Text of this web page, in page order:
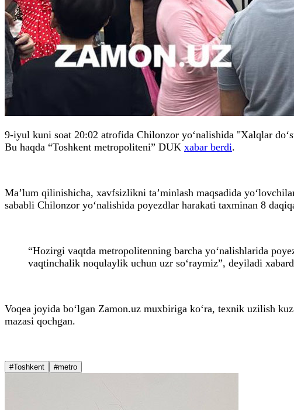
9-iyul kuni soat 20:02 atrofida Chilonzor yo‘nalishida "Xalqlar
Bu haqda “Toshkent metropoliteni” DUK xabar berdi.
Ma’lum qilinishicha, xavfsizlikni ta’minlash maqsadida
sababli Chilonzor yo‘nalishida poyezdlar harakati taxminan 8
“Hozirgi vaqtda metropolitenning barcha yo‘nalishlarida
vaqtinchalik noqulaylik uchun uzr so‘raymiz”, deyiladi
Voqea joyida bo‘lgan Zamon.uz muxbiriga ko‘ra, texnik uzilish
mazasi qochgan.
#Toshkent #metro